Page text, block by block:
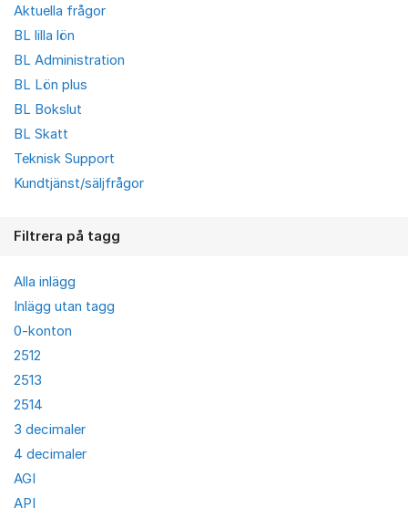
Aktuella frågor
BL lilla lön
BL Administration
BL Lön plus
BL Bokslut
BL Skatt
Teknisk Support
Kundtjänst/säljfrågor
Filtrera på tagg
Alla inlägg
Inlägg utan tagg
0-konton
2512
2513
2514
3 decimaler
4 decimaler
AGI
API